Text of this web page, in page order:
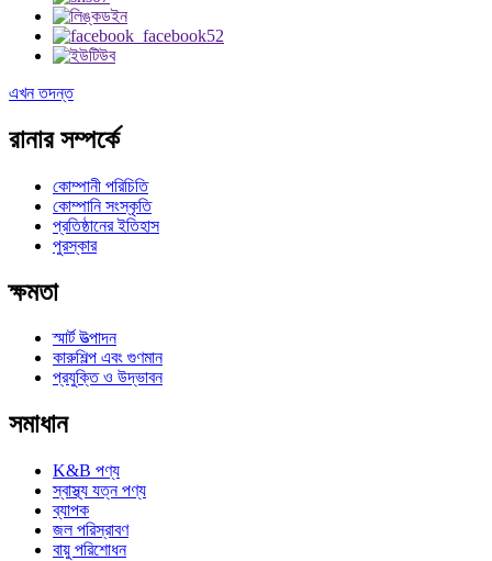
এখন তদন্ত
রানার সম্পর্কে
কোম্পানী পরিচিতি
কোম্পানি সংস্কৃতি
প্রতিষ্ঠানের ইতিহাস
পুরস্কার
ক্ষমতা
স্মার্ট উত্পাদন
কারুশিল্প এবং গুণমান
প্রযুক্তি ও উদ্ভাবন
সমাধান
K&B পণ্য
স্বাস্থ্য যত্ন পণ্য
ব্যাপক
জল পরিস্রাবণ
বায়ু পরিশোধন